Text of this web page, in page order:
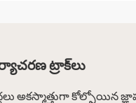
ట్రాక్‌లు
అకస్మాత్తుగా కోల్పోయిన